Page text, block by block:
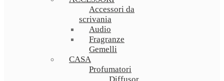
Accessori da
scrivania
Audio
Fragranze
Gemelli
CASA
Profumatori